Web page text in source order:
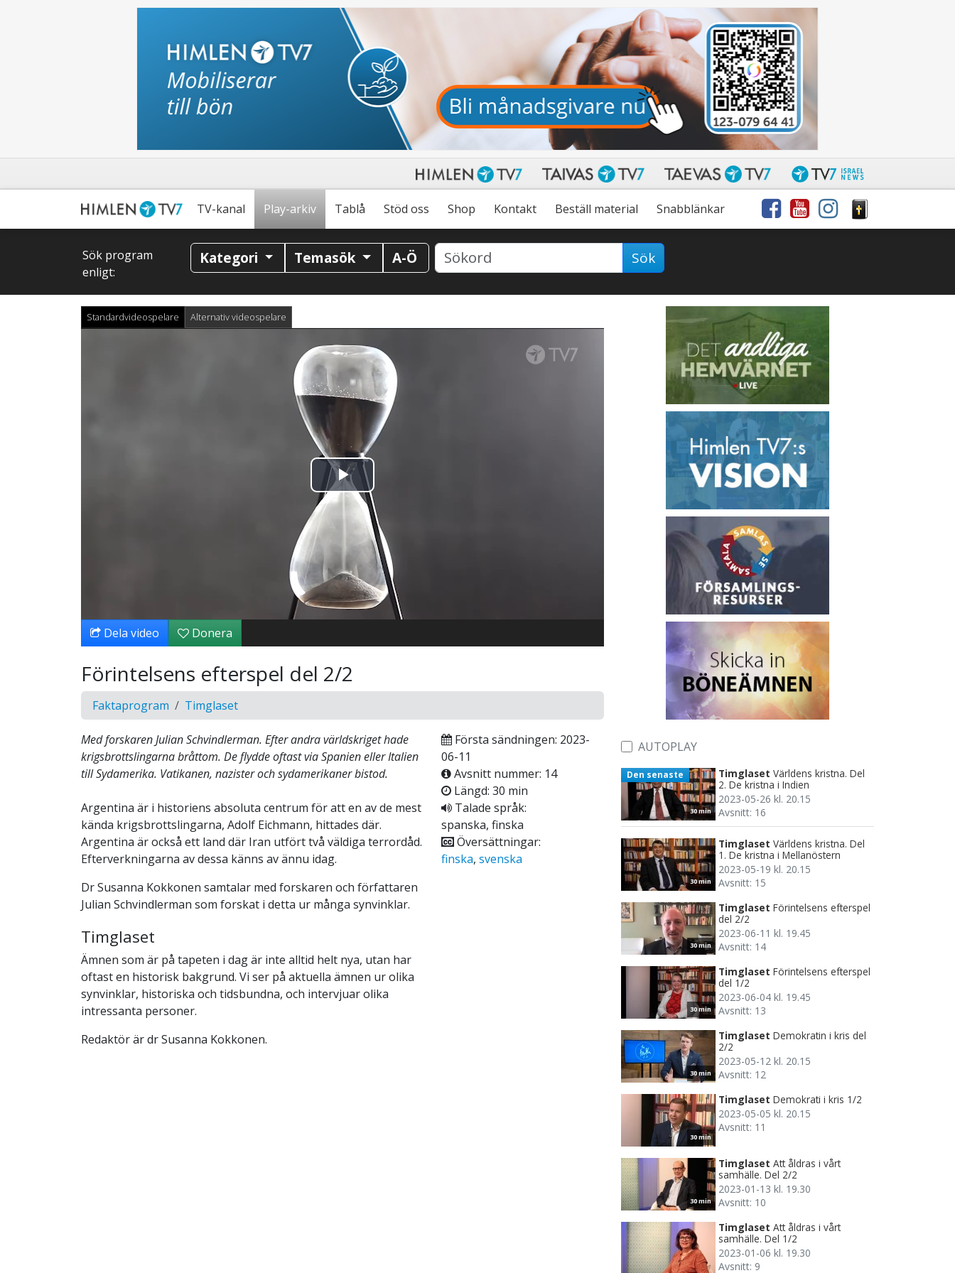
TV-kanal Play-arkiv Tablå Stöd oss Shop Kontakt Beställ material Snabblänkar
Sök program
enligt:
Kategori Temasök A-Ö Sök
Standardvideospelare Alternativ videospelare
Spela
upp
video
Dela video Donera
Förintelsens efterspel del 2/2
Faktaprogram Timglaset
Med forskaren Julian Schvindlerman. Efter andra världskriget hade
krigsbrottslingarna bråttom. De flydde oftast via Spanien eller Italien
till Sydamerika. Vatikanen, nazister och sydamerikaner bistod.
Argentina är i historiens absoluta centrum för att en av de mest
kända krigsbrottslingarna, Adolf Eichmann, hittades där.
Argentina är också ett land där Iran utfört två väldiga terrordåd.
Efterverkningarna av dessa känns av ännu idag.
Dr Susanna Kokkonen samtalar med forskaren och författaren
Julian Schvindlerman som forskat i detta ur många synvinklar.
Timglaset
Ämnen som är på tapeten i dag är inte alltid helt nya, utan har
oftast en historisk bakgrund. Vi ser på aktuella ämnen ur olika
synvinklar, historiska och tidsbundna, och intervjuar olika
intressanta personer.
Redaktör är dr Susanna Kokkonen.
Första sändningen: 2023-
06-11
Avsnitt nummer: 14
Längd: 30 min
Talade språk:
spanska, finska
Översättningar:
finska, svenska
AUTOPLAY
30 min
Den senaste Timglaset Världens kristna. Del
2. De kristna i Indien
2023-05-26 kl. 20.15
Avsnitt: 16
30 min
Timglaset Världens kristna. Del
1. De kristna i Mellanöstern
2023-05-19 kl. 20.15
Avsnitt: 15
30 min
Timglaset Förintelsens efterspel
del 2/2
2023-06-11 kl. 19.45
Avsnitt: 14
30 min
Timglaset Förintelsens efterspel
del 1/2
2023-06-04 kl. 19.45
Avsnitt: 13
30 min
Timglaset Demokratin i kris del
2/2
2023-05-12 kl. 20.15
Avsnitt: 12
30 min
Timglaset Demokrati i kris 1/2
2023-05-05 kl. 20.15
Avsnitt: 11
30 min
Timglaset Att åldras i vårt
samhälle. Del 2/2
2023-01-13 kl. 19.30
Avsnitt: 10
Timglaset Att åldras i vårt
samhälle. Del 1/2
2023-01-06 kl. 19.30
Avsnitt: 9